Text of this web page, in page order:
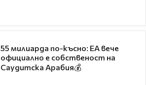
55 милиарда по-късно: EA вече
официално е собственост на
Саудитска Арабия💰